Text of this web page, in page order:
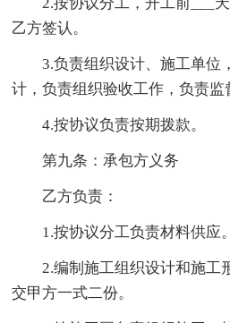
乙方签认。
3.负责组织设计、施工单位
计，负责组织验收工作，负责监
4.按协议负责按期拨款。
第九条：承包方义务
乙方负责：
1.按协议分工负责材料供应。
2.编制施工组织设计和施工
交甲方一式二份。